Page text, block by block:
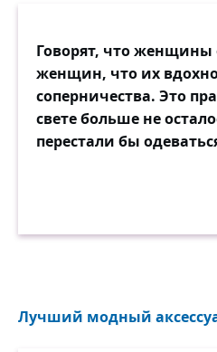
Говорят, что женщины
женщин, что их
соперничества. Это
свете больше не
перестали бы
Лучший модный